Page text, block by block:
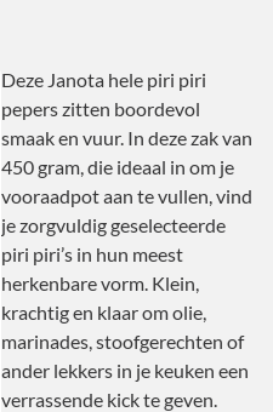
Deze Janota hele piri piri
pepers zitten boordevol
smaak en vuur. In deze zak van
450 gram, die ideaal in om je
vooraadpot aan te vullen, vind
je zorgvuldig geselecteerde
piri piri’s in hun meest
herkenbare vorm. Klein,
krachtig en klaar om olie,
marinades, stoofgerechten of
ander lekkers in je keuken een
verrassende kick te geven.